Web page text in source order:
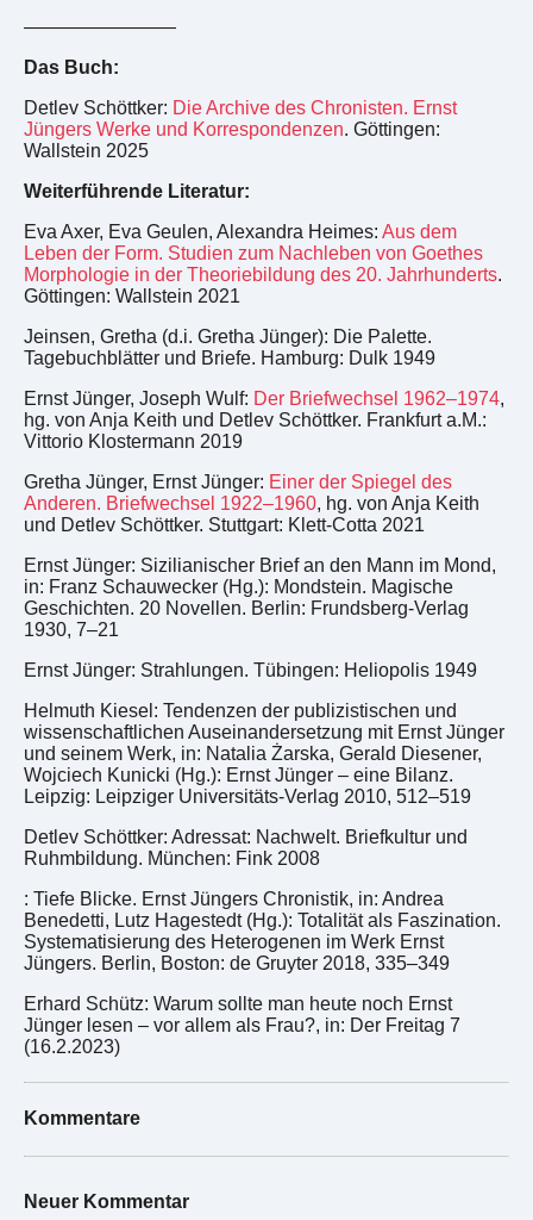
————————
Das Buch:
Detlev Schöttker: Die Archive des Chronisten. Ernst
Jüngers Werke und Korrespondenzen. Göttingen:
Wallstein 2025
Weiterführende Literatur:
Eva Axer, Eva Geulen, Alexandra Heimes: Aus dem
Leben der Form. Studien zum Nachleben von Goethes
Morphologie in der Theoriebildung des 20. Jahrhunderts.
Göttingen: Wallstein 2021
Jeinsen, Gretha (d.i. Gretha Jünger): Die Palette.
Tagebuchblätter und Briefe. Hamburg: Dulk 1949
Ernst Jünger, Joseph Wulf: Der Briefwechsel 1962–1974,
hg. von Anja Keith und Detlev Schöttker. Frankfurt a.M.:
Vittorio Klostermann 2019
Gretha Jünger, Ernst Jünger: Einer der Spiegel des
Anderen. Briefwechsel 1922–1960, hg. von Anja Keith
und Detlev Schöttker. Stuttgart: Klett-Cotta 2021
Ernst Jünger: Sizilianischer Brief an den Mann im Mond,
in: Franz Schauwecker (Hg.): Mondstein. Magische
Geschichten. 20 Novellen. Berlin: Frundsberg-Verlag
1930, 7–21
Ernst Jünger: Strahlungen. Tübingen: Heliopolis 1949
Helmuth Kiesel: Tendenzen der publizistischen und
wissenschaftlichen Auseinandersetzung mit Ernst Jünger
und seinem Werk, in: Natalia Żarska, Gerald Diesener,
Wojciech Kunicki (Hg.): Ernst Jünger – eine Bilanz.
Leipzig: Leipziger Universitäts-Verlag 2010, 512–519
Detlev Schöttker: Adressat: Nachwelt. Briefkultur und
Ruhmbildung. München: Fink 2008
: Tiefe Blicke. Ernst Jüngers Chronistik, in: Andrea
Benedetti, Lutz Hagestedt (Hg.): Totalität als Faszination.
Systematisierung des Heterogenen im Werk Ernst
Jüngers. Berlin, Boston: de Gruyter 2018, 335–349
Erhard Schütz: Warum sollte man heute noch Ernst
Jünger lesen – vor allem als Frau?, in: Der Freitag 7
(16.2.2023)
Kommentare
Neuer Kommentar